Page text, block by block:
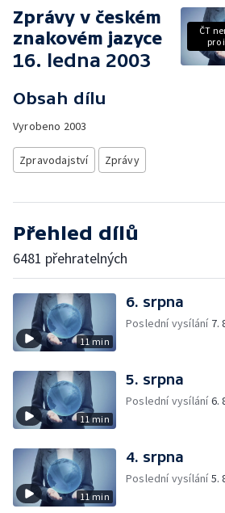
Zprávy v českém
znakovém jazyce
16. ledna 2003
Obsah dílu
Vyrobeno 2003
Zpravodajství Zprávy
ČT
pro
Přehled dílů
6481 přehratelných
11 min
6. srpna
Poslední vysílání 7.
11 min
5. srpna
Poslední vysílání6.
11 min
4. srpna
Poslední vysílání5.